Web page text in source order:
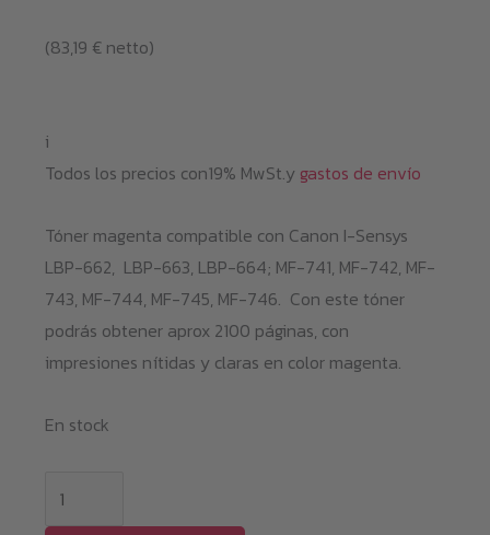
(83,19 €netto)
i
Todos los precios con19% MwSt.y gastos de envío
Tóner magenta compatible con Canon I-Sensys
LBP-662, LBP-663, LBP-664; MF-741, MF-742, MF-
743, MF-744, MF-745, MF-746. Con este tóner
podrás obtener aprox 2100 páginas, con
impresiones nítidas y claras en color magenta.
En stock